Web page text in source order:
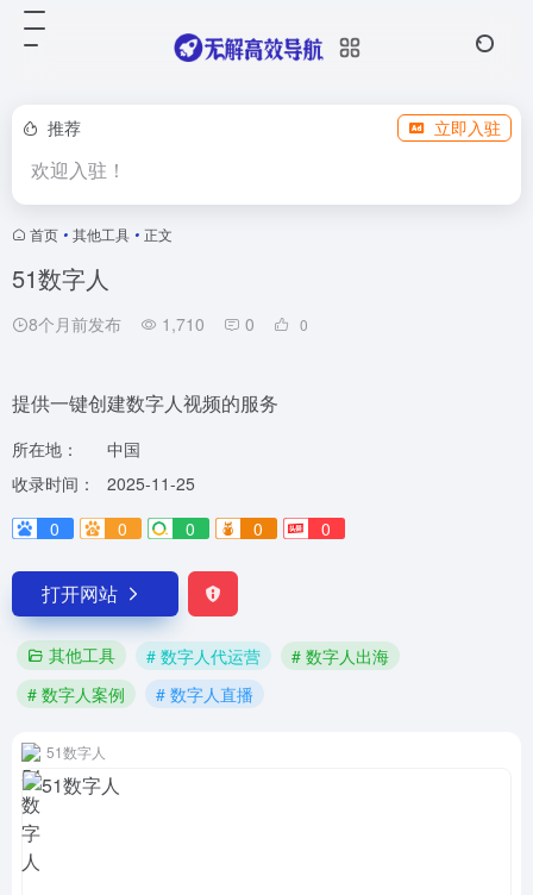
推荐 立即入驻
欢迎入驻！
首页 • 其他工具 • 正文
51数字人
8个月前发布 1,710 0 0
提供一键创建数字人视频的服务
所在地：
中国
收录时间：
2025-11-25
0
0 0 0 0
打开网站
其他工具 # 数字人代运营
# 数字人出海
# 数字人案例
# 数字人直播
51数字人